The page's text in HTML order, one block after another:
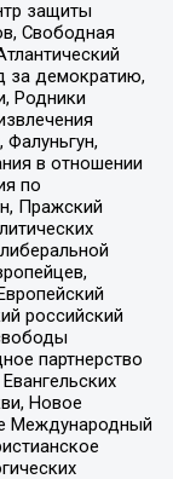
защиты
Свободная
за демократию,
Родники
в отношении
по
Пражский
российский
партнерство
Новое
Международный